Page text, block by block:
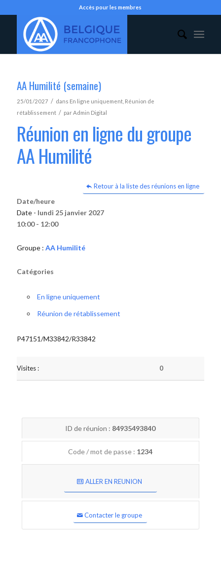
Accès pour les membres
AA Humilité (semaine)
25/01/2027 / dans En ligne uniquement, Réunion de
rétablissement / parAdmin Digital
Réunion en ligne du groupe
AA Humilité
Retour à la liste des réunions en ligne
Date/heure
Date - lundi 25 janvier 2027
10:00 - 12:00
Groupe : AA Humilité
Catégories
En ligne uniquement
Réunion de rétablissement
P47151/M33842/R33842
Visites : 0
ID de réunion : 84935493840
Code / mot de passe : 1234
ALLER EN REUNION
Contacter le groupe